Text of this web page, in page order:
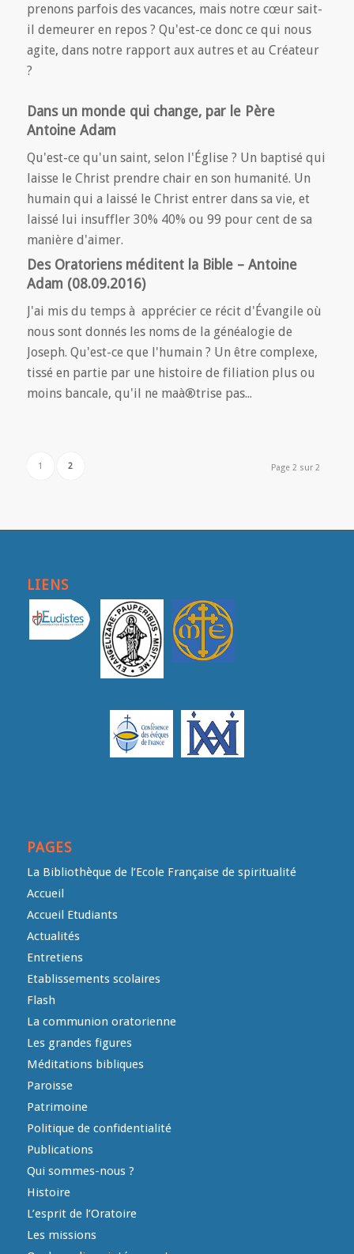
prenons parfois des vacances, mais notre cœur sait-
il demeurer en repos ? Qu'est-ce donc ce qui nous
agite, dans notre rapport aux autres et au Créateur
?
Dans un monde qui change, par le Père
Antoine Adam
Qu'est-ce qu'un saint, selon l'Église ? Un baptisé qui
laisse le Christ prendre chair en son humanité. Un
humain qui a laissé le Christ entrer dans sa vie, et
laissé lui insuffler 30% 40% ou 99 pour cent de sa
manière d'aimer.
Des Oratoriens méditent la Bible – Antoine
Adam (08.09.2016)
J'ai mis du temps à apprécier ce récit d'Évangile où
nous sont donnés les noms de la généalogie de
Joseph. Qu'est-ce que l'humain ? Un être complexe,
tissé en partie par une histoire de filiation plus ou
moins bancale, qu'il ne maà®trise pas...
Page 2 sur 2
1 2
LIENS
PAGES
La Bibliothèque de l’Ecole Française de spiritualité
Accueil
Accueil Etudiants
Actualités
Entretiens
Etablissements scolaires
Flash
La communion oratorienne
Les grandes figures
Méditations bibliques
Paroisse
Patrimoine
Politique de confidentialité
Publications
Qui sommes-nous ?
Histoire
L’esprit de l’Oratoire
Les missions